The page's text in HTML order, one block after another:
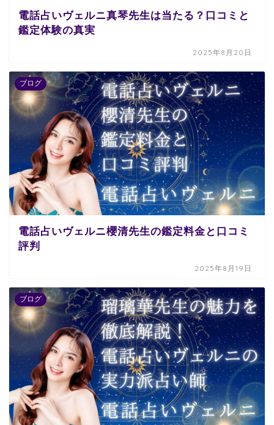
電話占いヴェルニ真琴先生は当たる？口コミと
鑑定体験の真実
2025年8月20日
ブログ
電話占いヴェルニ櫻清先生の鑑定料金と口コミ
評判
2025年8月19日
ブログ